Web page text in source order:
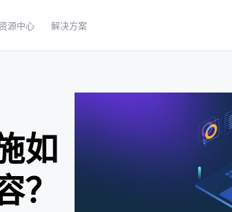
源中心 解决方案
如
？